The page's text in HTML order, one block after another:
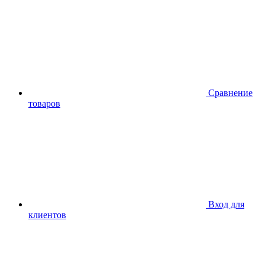
Сравнение
товаров
Вход для
клиентов